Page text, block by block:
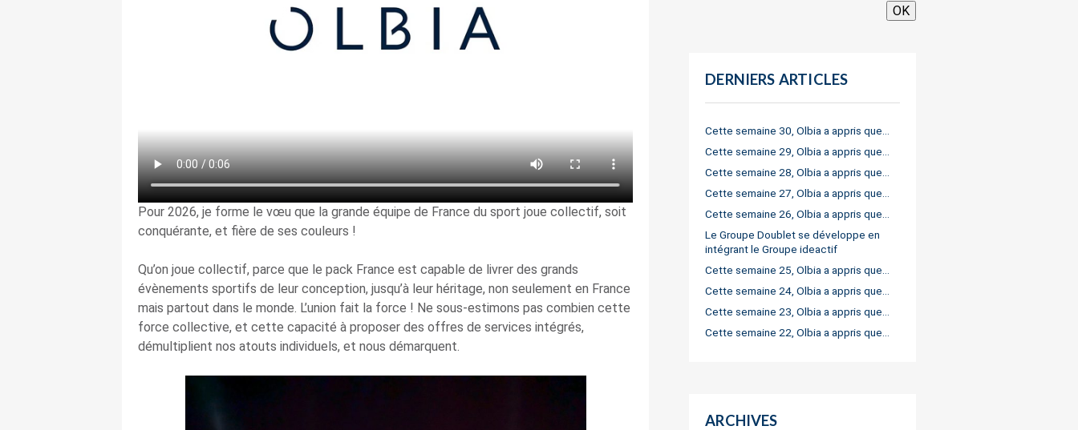
Pour 2026, je forme le vœu que la grande équipe de France du sport joue collectif, soit
conquérante, et fière de ses couleurs !
Qu’on joue collectif, parce que le pack France est capable de livrer des grands
évènements sportifs de leur conception, jusqu’à leur héritage, non seulement en France
mais partout dans le monde. L’union fait la force ! Ne sous-estimons pas combien cette
force collective, et cette capacité à proposer des offres de services intégrés,
démultiplient nos atouts individuels, et nous démarquent.
OK
DERNIERS ARTICLES
Cette semaine 30, Olbia a appris que…
Cette semaine 29, Olbia a appris que…
Cette semaine 28, Olbia a appris que…
Cette semaine 27, Olbia a appris que…
Cette semaine 26, Olbia a appris que…
Le Groupe Doublet se développe en
intégrant le Groupe ideactif
Cette semaine 25, Olbia a appris que…
Cette semaine 24, Olbia a appris que…
Cette semaine 23, Olbia a appris que…
Cette semaine 22, Olbia a appris que…
ARCHIVES